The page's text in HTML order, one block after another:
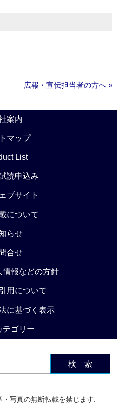
広報・宣伝担当者の方へ »
案内
マップ
List
読申込み
ブサイト
について
らせ
合せ
情報などの方針
用について
に基づく表示
テゴリー
検 索
・写真の無断転載を禁じます.